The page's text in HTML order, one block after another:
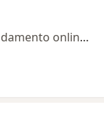
Esse especialista não oferece agendamento online para esse endereço.